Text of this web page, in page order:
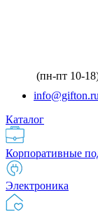
(пн-пт 10-
info@gifton.ru
Каталог
Корпоративные
Электроника